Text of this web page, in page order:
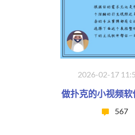
2026-02-17
做扑克的小视频软
567